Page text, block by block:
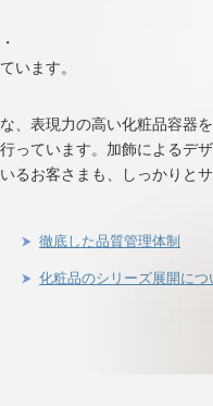
います。
、表現力の高い化粧品容器
っています。加飾によるデ
るお客さまも、しっかりと
徹底した品質管理体制
化粧品のシリーズ展開につ